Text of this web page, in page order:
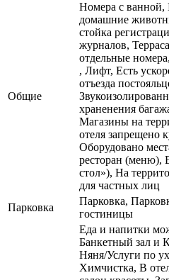
Общие
Номера с ванной,
домашние
стойка
журналов,
отдельные
, Лифт, Есть
отъезда
храненения
Магазины на
отеля запрещено
Оборудовано
ресторан (меню),
стол»), На
для частных лиц
Парковка
Парковка,
гостиницы
Еда и напитки
Банкетный зал и
Няня/Услуги по
Химчистка, В